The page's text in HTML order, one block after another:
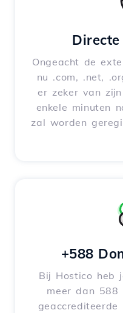
Ongeacht de
nu .com, .net,
er zeker van
enkele minuten
zal worden
+588
Bij Hostico heb
meer dan 588